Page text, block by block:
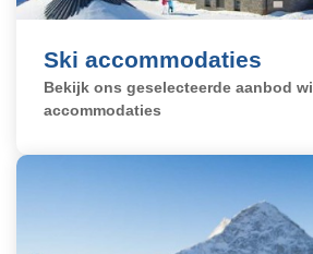
Ski accommodaties
Bekijk ons geselecteerde aanbod
accommodaties